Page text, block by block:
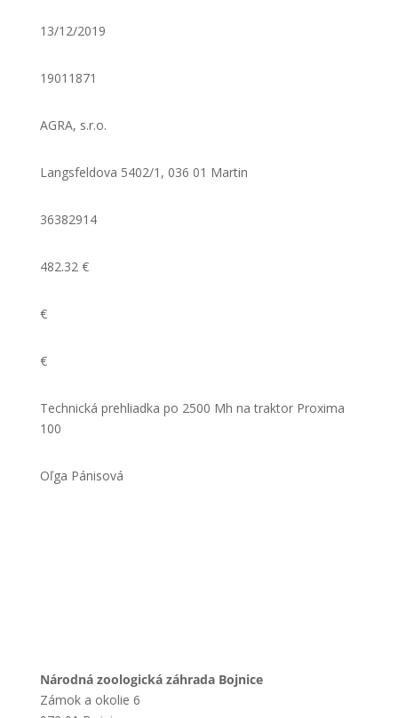
13/12/2019
19011871
AGRA, s.r.o.
Langsfeldova 5402/1, 036 01 Martin
36382914
482.32 €
€
€
Technická prehliadka po 2500 Mh na traktor Proxima
100
Oľga Pánisová
Národná zoologická záhrada Bojnice
Zámok a okolie 6